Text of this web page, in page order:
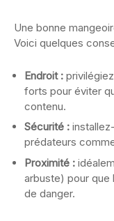
Une bonne
Voici quelques
Endroit :
forts pour éviter
contenu.
Sécurité :
prédateurs
Proximité :
arbuste) pour que
de danger.